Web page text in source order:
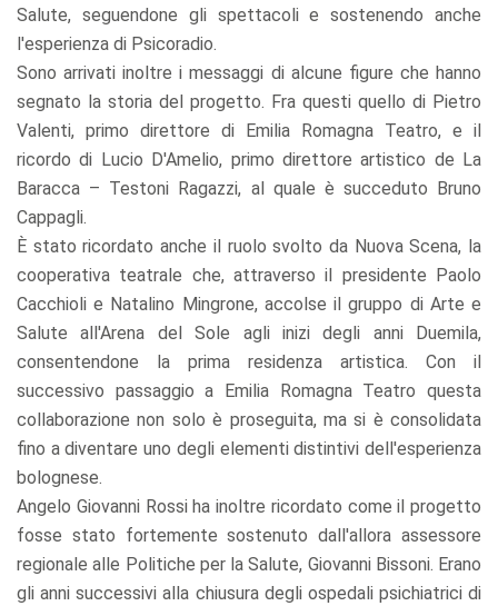
Salute, seguendone gli spettacoli e sostenendo anche
l'esperienza di Psicoradio.
Sono arrivati inoltre i messaggi di alcune figure che hanno
segnato la storia del progetto. Fra questi quello di Pietro
Valenti, primo direttore di Emilia Romagna Teatro, e il
ricordo di Lucio D'Amelio, primo direttore artistico de La
Baracca – Testoni Ragazzi, al quale è succeduto Bruno
Cappagli.
È stato ricordato anche il ruolo svolto da Nuova Scena, la
cooperativa teatrale che, attraverso il presidente Paolo
Cacchioli e Natalino Mingrone, accolse il gruppo di Arte e
Salute all'Arena del Sole agli inizi degli anni Duemila,
consentendone la prima residenza artistica. Con il
successivo passaggio a Emilia Romagna Teatro questa
collaborazione non solo è proseguita, ma si è consolidata
fino a diventare uno degli elementi distintivi dell'esperienza
bolognese.
Angelo Giovanni Rossi ha inoltre ricordato come il progetto
fosse stato fortemente sostenuto dall'allora assessore
regionale alle Politiche per la Salute, Giovanni Bissoni. Erano
gli anni successivi alla chiusura degli ospedali psichiatrici di